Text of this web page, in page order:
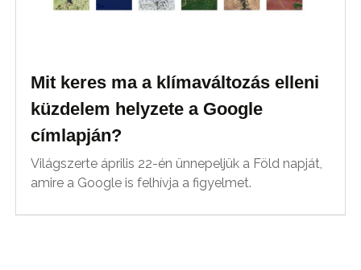
Mit keres ma a klímaváltozás elleni
küzdelem helyzete a Google
címlapján?
Világszerte április 22-én ünnepeljük a Föld napját,
amire a Google is felhívja a figyelmet.